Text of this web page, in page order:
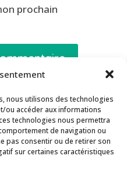
nous utilisons des technologies
ou accéder aux informations
technologies nous permettra
de navigation ou
pas consentir ou de retirer son
sur certaines caractéristiques
prochain
Newsletter
Actualités